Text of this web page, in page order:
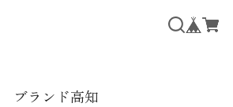
ブランド高知